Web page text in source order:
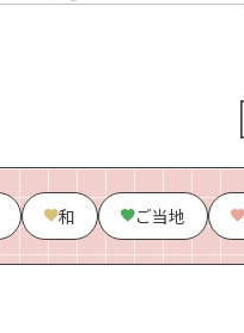
和 ご当地